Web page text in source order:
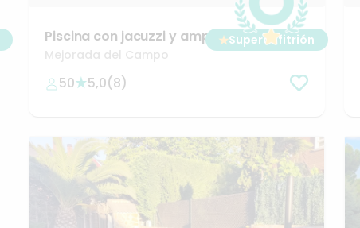
Piscina con jacuzzi y amplio
jardín
Mejorada del Campo
50 5,0(8)
★Superanfitrión